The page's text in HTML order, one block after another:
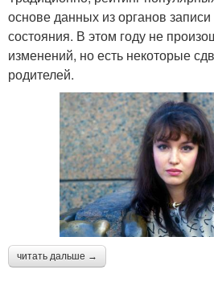
основе данных из органов записи
состояния. В этом году не
изменений, но есть некоторые
родителей.
читать дальше →